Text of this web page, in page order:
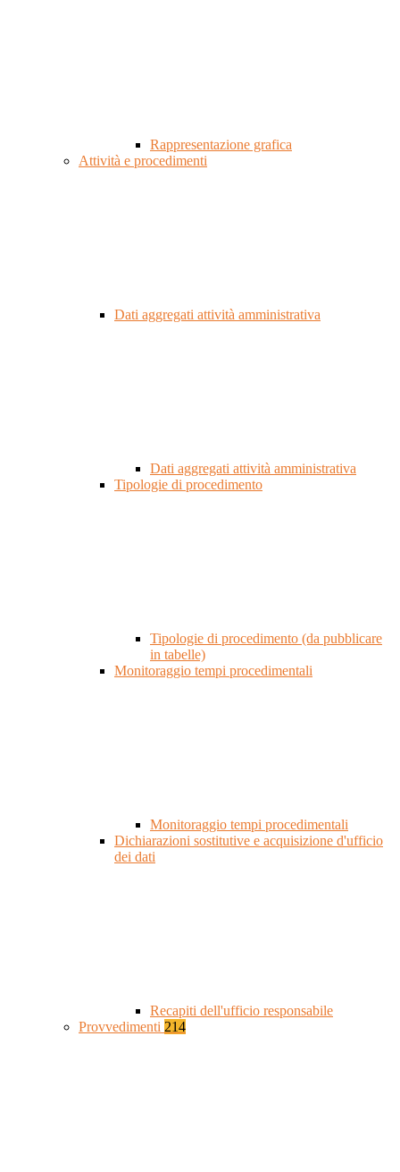
Rappresentazione grafica
Attività e procedimenti
Dati aggregati attività amministrativa
Dati aggregati attività amministrativa
Tipologie di procedimento
Tipologie di procedimento (da pubblicare
in tabelle)
Monitoraggio tempi procedimentali
Monitoraggio tempi procedimentali
Dichiarazioni sostitutive e acquisizione d'ufficio
dei dati
Recapiti dell'ufficio responsabile
Provvedimenti 214